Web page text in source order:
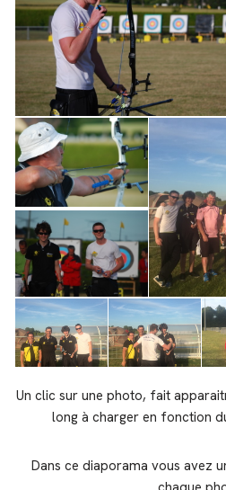
Un clic sur une photo, fait
long à charger en fonction
Dans ce diaporama vous avez